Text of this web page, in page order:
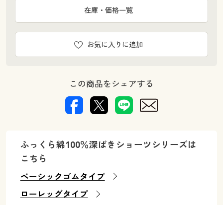
お気に入りに追加
在庫・価格一覧
この商品をシェアする
ふっくら綿100％深ばきショーツシリーズは
こちら
ベーシックゴムタイプ
ローレッグタイプ